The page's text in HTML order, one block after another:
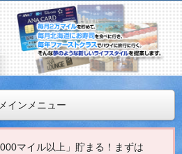
マイルで新LifeStyle提案
216,000マイル獲得するMr.マイラー
インメニュー
マイル以上」貯まる！まずは